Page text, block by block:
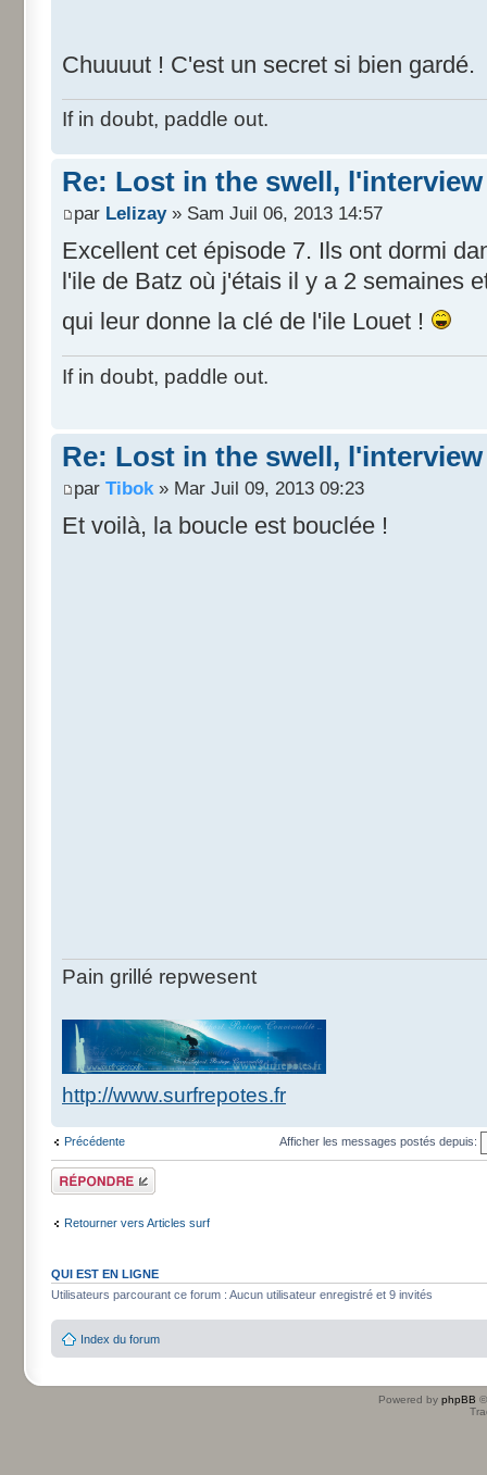
Chuuuut ! C'est un secret si bien gardé.
If in doubt, paddle out.
Re: Lost in the swell, l'interview
par Lelizay» Sam Juil 06, 2013 14:57
Excellent cet épisode 7. Ils ont dormi
l'ile de Batz où j'étais il y a 2 semaines
qui leur donne la clé de l'ile Louet !
If in doubt, paddle out.
Re: Lost in the swell, l'interview
par Tibok » Mar Juil 09, 2013 09:23
Et voilà, la boucle est bouclée !
Pain grillé repwesent
http://www.surfrepotes.fr
Précédente Afficher les messages postés depuis:
Répondre
Retourner vers Articles surf
QUI EST EN LIGNE
Utilisateurs parcourant ce forum : Aucun utilisateur enregistré et 9 invités
Index du forum
Powered by phpBB